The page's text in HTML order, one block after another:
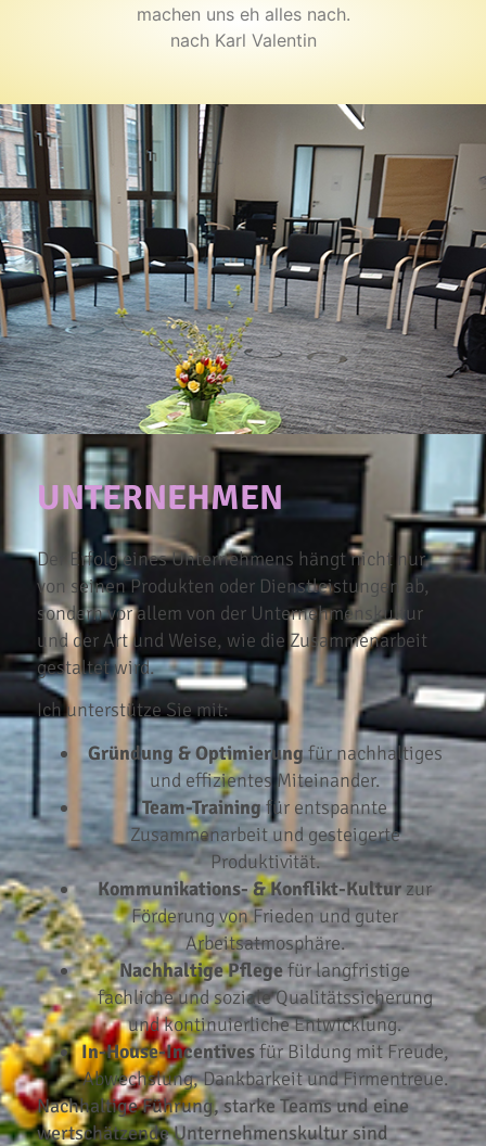
machen uns eh alles nach.
nach Karl Valentin
UNTERNEHMEN
Der Erfolg eines Unternehmens hängt nicht nur
von seinen Produkten oder Dienstleistungen ab,
sondern vor allem von der Unternehmenskultur
und der Art und Weise, wie die Zusammenarbeit
gestaltet wird.
Ich unterstütze Sie mit:
Gründung & Optimierungfür nachhaltiges
und effizientes Miteinander.
Team-Trainingfür entspannte
Zusammenarbeit und gesteigerte
Produktivität.
Kommunikations- & Konflikt-Kultur zur
Förderung von Frieden und guter
Arbeitsatmosphäre.
Nachhaltige Pflegefür langfristige
fachliche und soziale Qualitätssicherung
und kontinuierliche Entwicklung.
In-House-Incentivesfür Bildung mit Freude,
Abwechslung, Dankbarkeit und Firmentreue.
Nachhaltige Führung, starke Teams und eine
wertschätzende Unternehmenskultur sind